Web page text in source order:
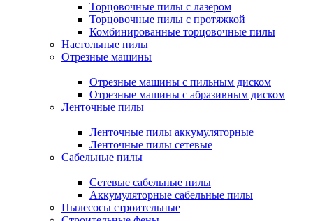
Торцовочные пилы с лазером
Торцовочные пилы с протяжкой
Комбинированные торцовочные пилы
Настольные пилы
Отрезные машины
Отрезные машины с пильным диском
Отрезные машины с абразивным диском
Ленточные пилы
Ленточные пилы аккумуляторные
Ленточные пилы сетевые
Сабельные пилы
Сетевые сабельные пилы
Аккумуляторные сабельные пилы
Пылесосы строительные